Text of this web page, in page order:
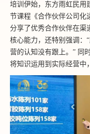
培训伊始，东方雨虹民用
节课程《合作伙伴公司化
分享了优秀合作伙伴在渠
核心能力，还特别强调：
营的认知没有跟上。” 同
将知识运用到实际经营中